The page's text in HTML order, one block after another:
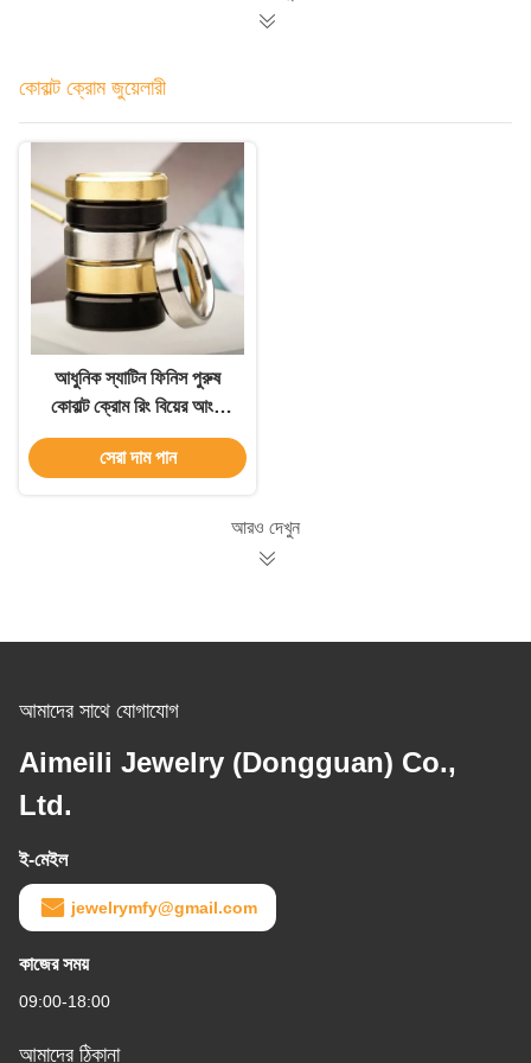
কোবাল্ট ক্রোম জুয়েলারী
আধুনিক স্যাটিন ফিনিস পুরুষ
কোবাল্ট ক্রোম রিং বিয়ের আংটি
Beveled প্রান্ত সঙ্গে
সেরা দাম পান
আরও দেখুন
আমাদের সাথে যোগাযোগ
Aimeili Jewelry (Dongguan) Co.,
Ltd.
ই-মেইল
jewelrymfy@gmail.com
কাজের সময়
09:00-18:00
আমাদের ঠিকানা